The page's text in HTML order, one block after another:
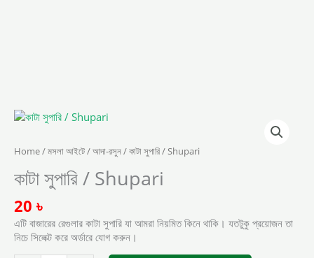
Home/মসলা আইটে / আদা-রসুন/ কাটা সুপারি / Shupari
কাটা সুপারি / Shupari
20৳
এটি বাজারের রেগুলার কাটা সুপারি যা আমরা নিয়মিত কিনে থাকি। যতটুকু প্রয়োজন তা
নিচে সিলেক্ট করে অর্ডারে যোগ করুন।
কাটা
Shupari
quantity